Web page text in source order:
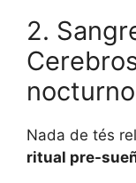
2.
nocturno
Nada de tés
ritual pre-